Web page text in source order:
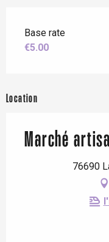
Base rate
€5.00
Location
Marché
76690